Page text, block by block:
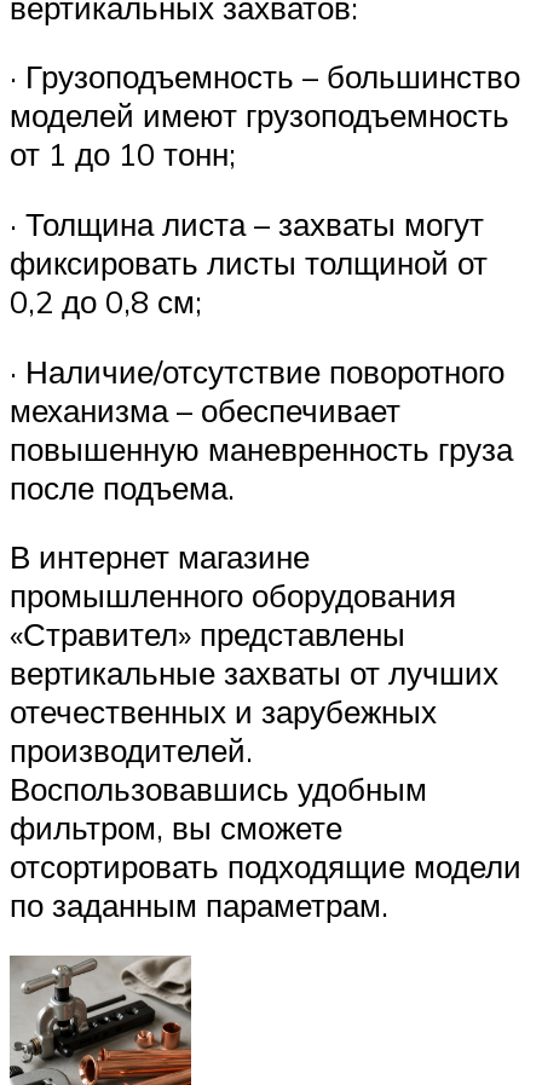
· Грузоподъемность – большинство
моделей имеют грузоподъемность
от 1 до 10 тонн;
· Толщина листа – захваты могут
фиксировать листы толщиной от
0,2 до 0,8 см;
· Наличие/отсутствие поворотного
механизма – обеспечивает
повышенную маневренность груза
после подъема.
В интернет магазине
промышленного оборудования
«Стравител» представлены
вертикальные захваты от лучших
отечественных и зарубежных
производителей.
Воспользовавшись удобным
фильтром, вы сможете
отсортировать подходящие модели
по заданным параметрам.